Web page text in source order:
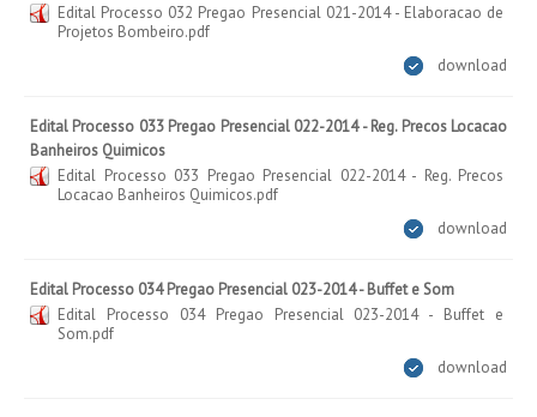
Edital Processo 032 Pregao Presencial 021-2014 - Elaboracao de
Projetos Bombeiro.pdf
download
Edital Processo 033 Pregao Presencial 022-2014 - Reg. Precos Locacao
Banheiros Quimicos
Edital Processo 033 Pregao Presencial 022-2014 - Reg. Precos
Locacao Banheiros Quimicos.pdf
download
Edital Processo 034 Pregao Presencial 023-2014 - Buffet e Som
Edital Processo 034 Pregao Presencial 023-2014 - Buffet e
Som.pdf
download